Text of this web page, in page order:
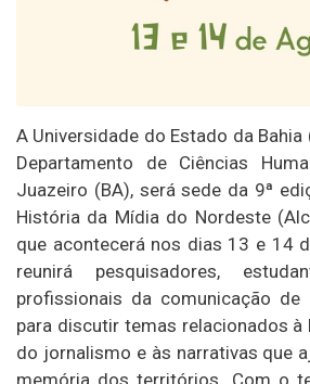
A Universidade do Estado da Bahia
Departamento de Ciências
Juazeiro (BA), será sede da 9ª
História da Mídia do Nordeste
que acontecerá nos dias 13 e 14
reunirá pesquisadores,
profissionais da comunicação de
para discutir temas relacionados
do jornalismo e às narrativas que